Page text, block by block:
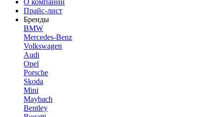
О компании
Прайс-лист
Бренды
BMW
Mercedes-Benz
Volkswagen
Audi
Opel
Porsche
Skoda
Mini
Maybach
Bentley